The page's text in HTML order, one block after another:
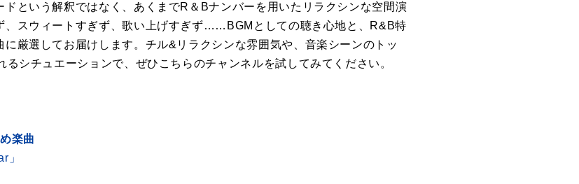
という解釈ではなく、あくまでR＆Bナンバーを用いたリラクシンな空間演
、スウィートすぎず、歌い上げすぎず……BGMとしての聴き心地と、R&B特
厳選してお届けします。チル&リラクシンな雰囲気や、音楽シーンのトッ
シチュエーションで、ぜひこちらのチャンネルを試してみてください。
楽曲
」